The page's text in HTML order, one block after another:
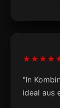
"In
ideal aus